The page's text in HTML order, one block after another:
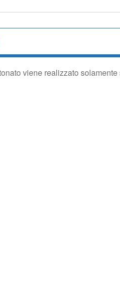
viene realizzato solamente